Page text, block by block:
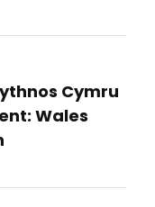
Cymru
Wales